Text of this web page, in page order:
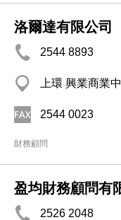
洛爾達有限公司
2544 8893
上環 興業商業
2544 0023
財務顧問
盈均財務顧問有
2526 2048